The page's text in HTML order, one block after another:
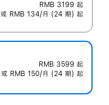
RMB 3199 起
或 RMB 134/月 (24 期) 起
RMB 3599 起
或 RMB 150/月 (24 期) 起